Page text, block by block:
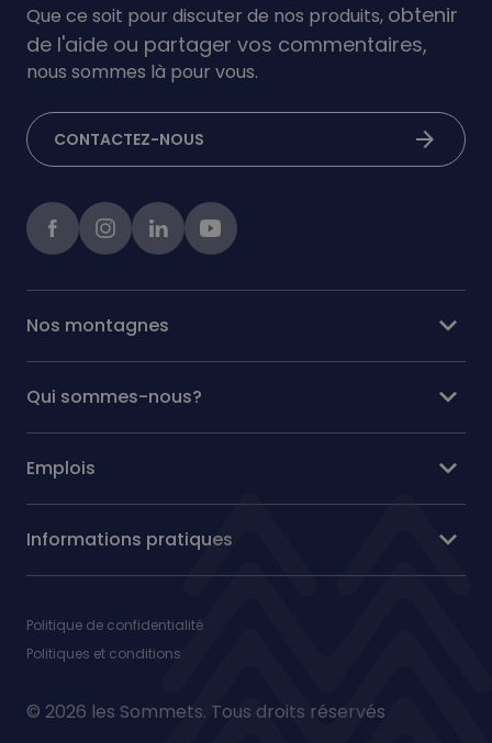
Que ce soit pour discuter de nos produits, obtenir
de l'aide ou partager vos commentaires,
nous sommes là pour vous.
CONTACTEZ-NOUS arrow_forward
FacebookinstagramlinkedInYoutube
Nos montagnes expand_more
Qui sommes-nous? expand_more
Emplois expand_more
Informations pratiques expand_more
Politique de confidentialité
Politiques et conditions
© 2026 les Sommets. Tous droits réservés